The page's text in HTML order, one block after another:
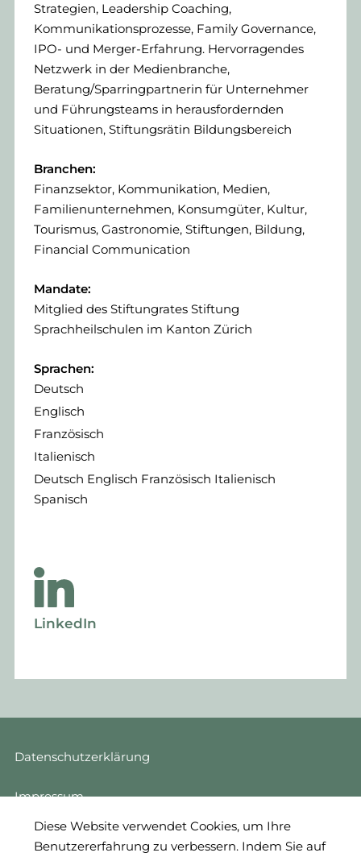
Strategien, Leadership Coaching,
Kommunikationsprozesse, Family Governance,
IPO- und Merger-Erfahrung. Hervorragendes
Netzwerk in der Medienbranche,
Beratung/Sparringpartnerin für Unternehmer
und Führungsteams in herausfordernden
Situationen, Stiftungsrätin Bildungsbereich
Branchen:
Finanzsektor, Kommunikation, Medien,
Familienunternehmen, Konsumgüter, Kultur,
Tourismus, Gastronomie, Stiftungen, Bildung,
Financial Communication
Mandate:
Mitglied des Stiftungrates Stiftung
Sprachheilschulen im Kanton Zürich
Sprachen:
Deutsch
Englisch
Französisch
Italienisch
Deutsch Englisch Französisch Italienisch
Spanisch
LinkedIn
Datenschutzerklärung
Impressum
Diese Website verwendet Cookies, um Ihre
Benutzererfahrung zu verbessern. Indem Sie auf